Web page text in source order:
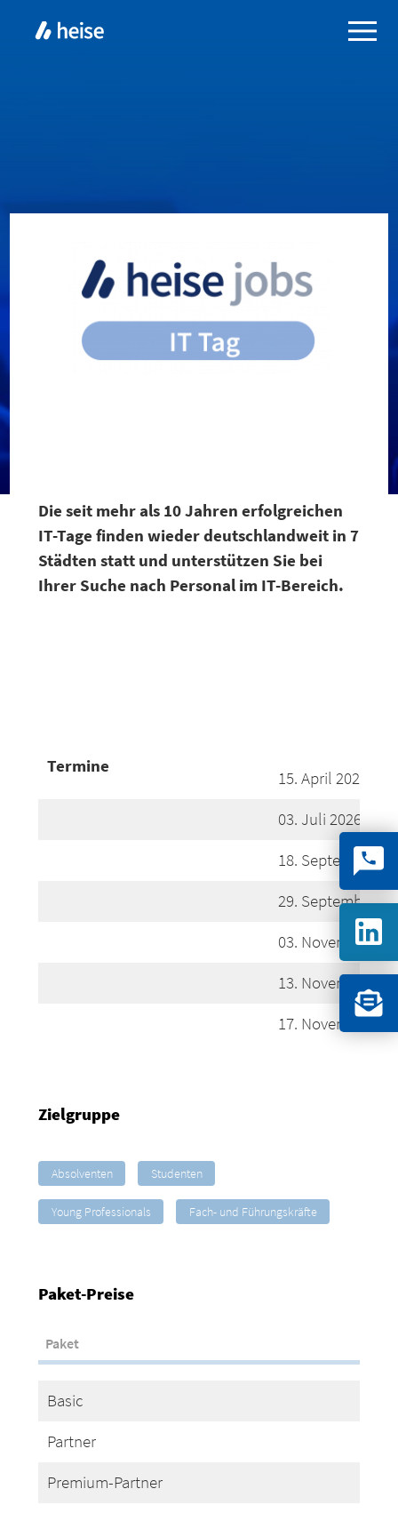
Die seit mehr als 10 Jahren erfolgreichen
IT-Tage finden wieder deutschlandweit in 7
Städten statt und unterstützen Sie bei
Ihrer Suche nach Personal im IT-Bereich.
Termine
15. April 2026:
03. Juli 2026:
18. September
29. September
03. November
13. November
17. November
Zielgruppe
Absolventen Studenten
Young Professionals Fach- und Führungskräfte
Paket-Preise
Paket
Basic
Partner
Premium-Partner